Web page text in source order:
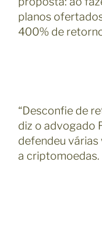
planos
400% de
“Desconfie de
diz o advogado
defendeu
a criptomoedas.